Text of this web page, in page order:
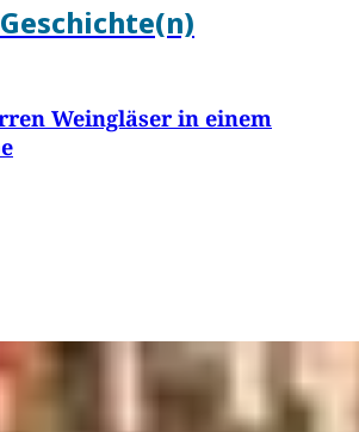
Weingläser in einem